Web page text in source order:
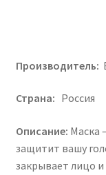
Производитель:
Страна: Россия
Описание: Маска
защитит вашу
закрывает лицо и